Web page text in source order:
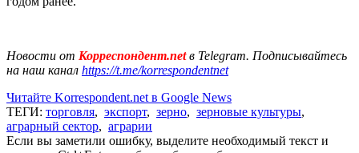
Новости от Корреспондент.netв Telegram. Подписывайтесь
на наш канал https://t.me/korrespondentnet
Читайте Korrespondent.net в Google News
ТЕГИ: торговля, экспорт, зерно, зерновые культуры,
аграрный сектор, аграрии
Если вы заметили ошибку, выделите необходимый текст и